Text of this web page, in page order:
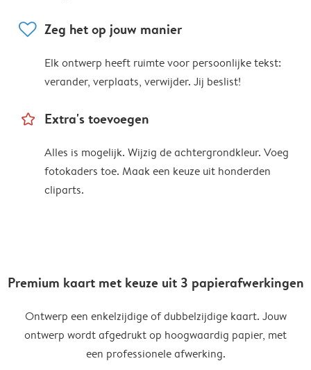
heart Zeg het op jouw manier
Elk ontwerp heeft ruimte voor persoonlijke tekst:
verander, verplaats, verwijder. Jij beslist!
star_outline Extra's toevoegen
Alles is mogelijk. Wijzig de achtergrondkleur. Voeg
fotokaders toe. Maak een keuze uit honderden
cliparts.
Premium kaart met keuze uit 3 papierafwerkingen
Ontwerp een enkelzijdige of dubbelzijdige kaart. Jouw
ontwerp wordt afgedrukt op hoogwaardig papier, met
een professionele afwerking.